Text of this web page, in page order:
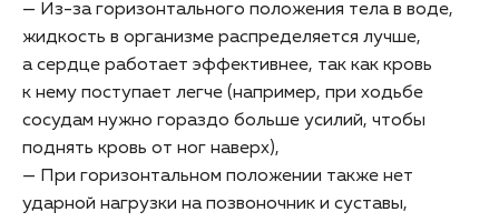
— Из-за горизонтального положения тела в воде,
жидкость в организме распределяется лучше,
а сердце работает эффективнее, так как кровь
к нему поступает легче (например, при ходьбе
сосудам нужно гораздо больше усилий, чтобы
поднять кровь от ног наверх),
— При горизонтальном положении также нет
ударной нагрузки на позвоночник и суставы,